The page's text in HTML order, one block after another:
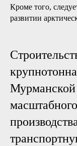
сохранения
туризма.
спектр
от нарушения
территорий до
промышленных,
Арктической зоне
арктических
также эффективно
судоходных рек,